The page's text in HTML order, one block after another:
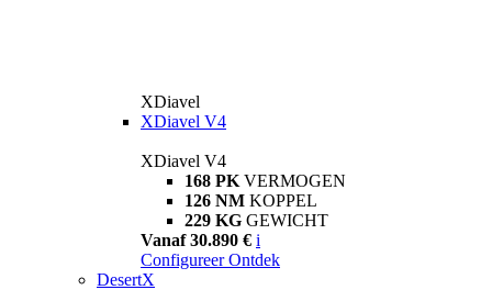
XDiavel
XDiavel V4
XDiavel V4
168 PK VERMOGEN
126 NM KOPPEL
229 KG GEWICHT
Vanaf 30.890 € i
Configureer Ontdek
DesertX